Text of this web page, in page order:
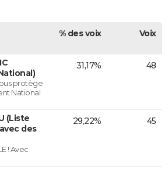
% des voix Voix
protège
National
31,17% 48
(Liste
des
! Avec
29,22% 45